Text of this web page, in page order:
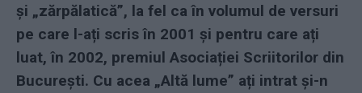
și „zărpălatică”, la fel ca în volumul de versuri
pe care l-ați scris în 2001 și pentru care ați
luat, în 2002, premiul Asociației Scriitorilor din
București. Cu acea „Altă lume” ați intrat și-n